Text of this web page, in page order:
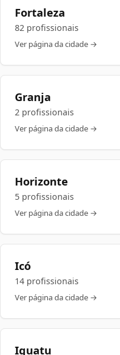
Fortaleza
82 profissionais
Ver página da cidade →
Granja
2 profissionais
Ver página da cidade →
Horizonte
5 profissionais
Ver página da cidade →
Icó
14 profissionais
Ver página da cidade →
Iguatu